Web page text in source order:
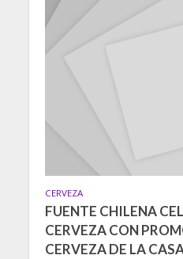
CERVEZA
FUENTE CHILENA
CERVEZA CON
CERVEZA DE LA